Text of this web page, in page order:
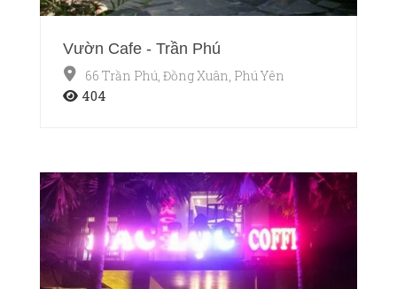
Vườn Cafe - Trần Phú
66 Trần Phú, Đồng Xuân, Phú Yên
404